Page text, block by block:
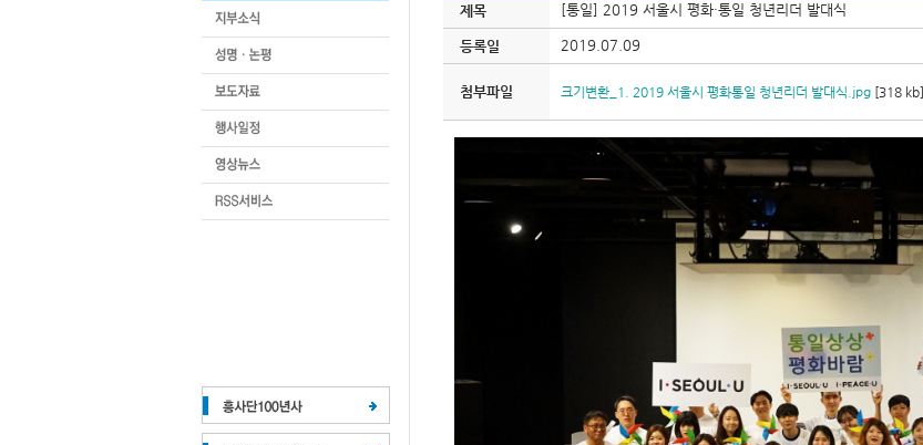
제목 [통일] 2019 서울시 평화·통일 청년리더 발대식
등록일 2019.07.09
첨부파일 크기변환_1. 2019 서울시 평화통일 청년리더 발대식.jpg[318 kb]